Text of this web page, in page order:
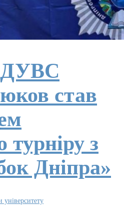
став
турніру з
Дніпра»